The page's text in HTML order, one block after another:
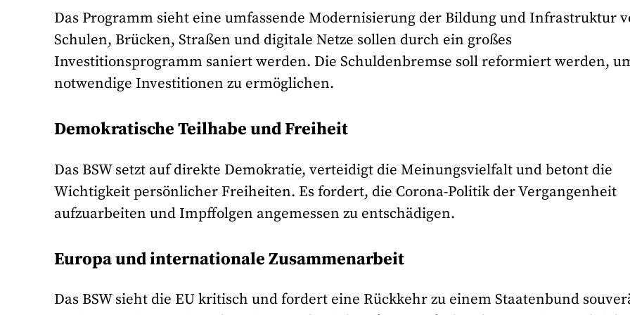
Das Programm sieht eine umfassende Modernisierung der Bildung und Infrastruktur
Schulen, Brücken, Straßen und digitale Netze sollen durch ein großes
Investitionsprogramm saniert werden. Die Schuldenbremse soll reformiert werden,
notwendige Investitionen zu ermöglichen.
Demokratische Teilhabe und Freiheit
Das BSW setzt auf direkte Demokratie, verteidigt die Meinungsvielfalt und betont die
Wichtigkeit persönlicher Freiheiten. Es fordert, die Corona-Politik der Vergangenheit
aufzuarbeiten und Impffolgen angemessen zu entschädigen.
Europa und internationale Zusammenarbeit
Das BSW sieht die EU kritisch und fordert eine Rückkehr zu einem Staatenbund